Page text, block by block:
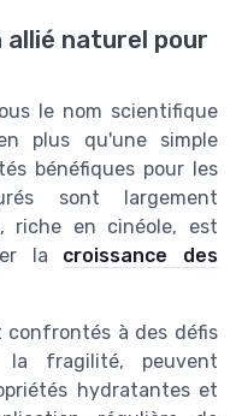
allié naturel pour
le nom scientifique
plus qu'une simple
bénéfiques pour les
sont largement
riche en cinéole, est
la croissance des
confrontés à des défis
fragilité, peuvent
hydratantes et